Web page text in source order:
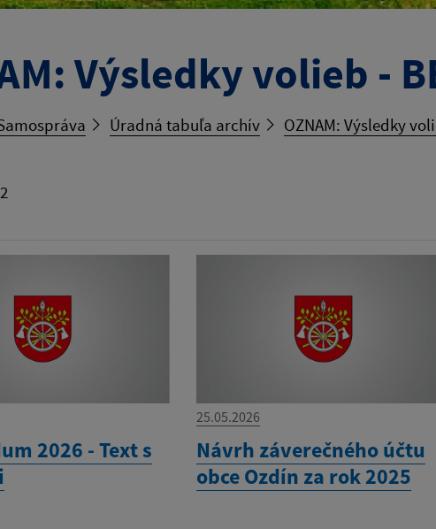
Výsledky volieb -
Úradná tabuľa archív OZNAM: Výsledky
2026 - Text s
25.05.2026
Návrh záverečného účtu
obce Ozdín za rok 2025